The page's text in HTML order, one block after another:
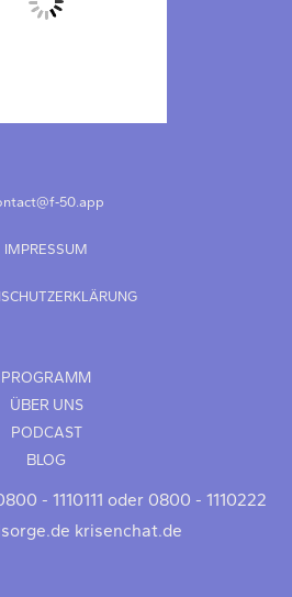
IMPRESSUM
PROGRAMM
ÜBER UNS
PODCAST
BLOG
- 1110111 oder 0800 - 1110222
krisenchat.de